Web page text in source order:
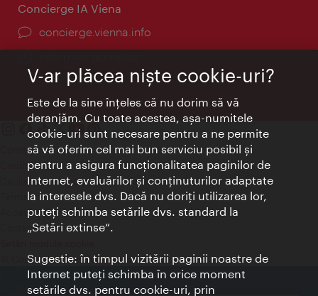
Concierge IA Viena
concierge.vienna.info
Contact
Credits
Declaraţie privind protecţia datelor
Terms of Use
Accesibilitate
Contact presa
© Copyright Wien Tourismus
V-ar plăcea nişte cookie-uri?
Este de la sine înţeles că nu dorim să vă
deranjăm. Cu toate acestea, aşa-numitele
cookie-uri sunt necesare pentru a ne permite
să vă oferim cel mai bun serviciu posibil şi
pentru a asigura funcţionalitatea paginilor de
Internet, evaluărilor şi conţinuturilor adaptate
la interesele dvs. Dacă nu doriţi utilizarea lor,
puteţi schimba setările dvs. standard la
„Setări extinse“.
Sugestie: în timpul vizitării paginii noastre de
Internet puteţi schimba în orice moment
setările dvs. pentru cookie-uri, prin